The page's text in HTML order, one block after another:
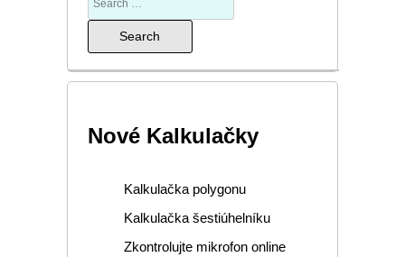
Nové Kalkulačky
Kalkulačka polygonu
Kalkulačka šestiúhelníku
Zkontrolujte mikrofon online